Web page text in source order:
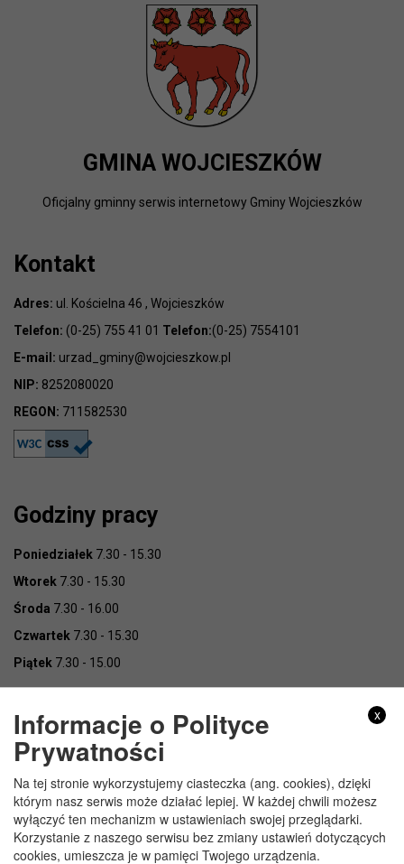
GMINA WOJCIESZKÓW
Oficjalny gminny serwis internetowy Gminy Wojcieszków
Kontakt
Adres: ul. Kościelna 46 , Wojcieszków
Telefon: (0-25) 755 41 01 Telefon:(0-25) 7554101
E-mail: urzad_gminy@wojcieszkow.pl
NIP: 8252080020
REGON: 711582530
Godziny pracy
Poniedziałek 7.30 - 15.30
Wtorek 7.30 - 15.30
Środa 7.30 - 16.00
Czwartek 7.30 - 15.30
Piątek 7.30 - 15.00
Copyright © Urząd Gminy Wojcieszków
x
Informacje o Polityce
Prywatności
Na tej stronie wykorzystujemy ciasteczka (ang. cookies), dzięki
którym nasz serwis może działać lepiej. W każdej chwili możesz
wyłączyć ten mechanizm w ustawieniach swojej przeglądarki.
Korzystanie z naszego serwisu bez zmiany ustawień dotyczących
cookies, umieszcza je w pamięci Twojego urządzenia.